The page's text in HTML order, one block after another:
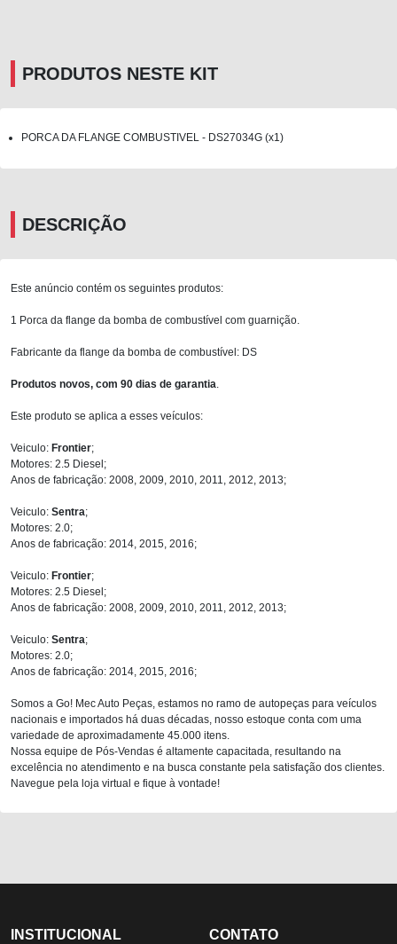
PRODUTOS NESTE KIT
PORCA DA FLANGE COMBUSTIVEL - DS27034G (x1)
DESCRIÇÃO
Este anúncio contém os seguintes produtos:
1 Porca da flange da bomba de combustível com guarnição.
Fabricante da flange da bomba de combustível: DS
Produtos novos, com 90 dias de garantia
Este produto se aplica a esses veículos:
Veiculo: Frontier;
Motores: 2.5 Diesel;
Anos de fabricação: 2008, 2009, 2010, 2011, 2012, 2013;
Veiculo: Sentra;
Motores: 2.0;
Anos de fabricação: 2014, 2015, 2016;
Veiculo: Frontier;
Motores: 2.5 Diesel;
Anos de fabricação: 2008, 2009, 2010, 2011, 2012, 2013;
Veiculo: Sentra;
Motores: 2.0;
Anos de fabricação: 2014, 2015, 2016;
Somos a Go! Mec Auto Peças, estamos no ramo de autopeças para veículos
nacionais e importados há duas décadas, nosso estoque conta com uma
variedade de aproximadamente 45.000 itens.
Nossa equipe de Pós-Vendas é altamente capacitada, resultando na
excelência no atendimento e na busca constante pela satisfação dos clientes.
Navegue pela loja virtual e fique à vontade!
INSTITUCIONAL CONTATO